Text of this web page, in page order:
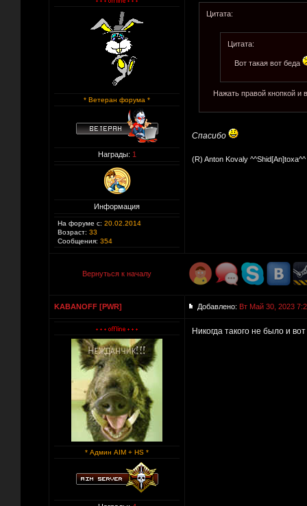
* Ветеран форума *
Награды: 1
Информация
На форуме с: 20.02.2014
Возраст: 33
Сообщения: 354
Цитата:
Цитата:
Вот такая вот беда
Нажать правой кнопкой и
Спасибо
(R) Anton Kovaly ^^Shid[An]toxa^^
Вернуться к началу
KABANOFF [PWR] Добавлено: Вт Май 30, 2023
* Админ AIM + HS *
Никогда такого не было и